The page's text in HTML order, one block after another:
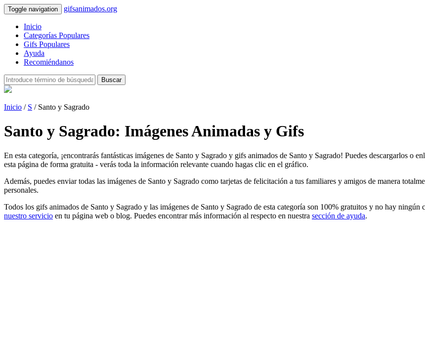
Toggle navigation gifsanimados.org
Inicio
Categorías Populares
Gifs Populares
Ayuda
Recomiéndanos
Buscar
Inicio / S / Santo y Sagrado
Santo y Sagrado: Imágenes Animadas y Gifs
En esta categoría, ¡encontrarás fantásticas imágenes de Santo y Sagrado y gifs animados de Santo y Sagrado! Puedes descargarlos o
esta página de forma gratuita - verás toda la información relevante cuando hagas clic en el gráfico.
Además, puedes enviar todas las imágenes de Santo y Sagrado como tarjetas de felicitación a tus familiares y amigos de manera
personales.
Todos los gifs animados de Santo y Sagrado y las imágenes de Santo y Sagrado de esta categoría son 100% gratuitos y no hay
nuestro servicio en tu página web o blog. Puedes encontrar más información al respecto en nuestra sección de ayuda.